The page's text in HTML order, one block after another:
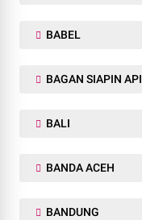
BABEL
BAGAN SIAPIN API
BALI
BANDA ACEH
BANDUNG